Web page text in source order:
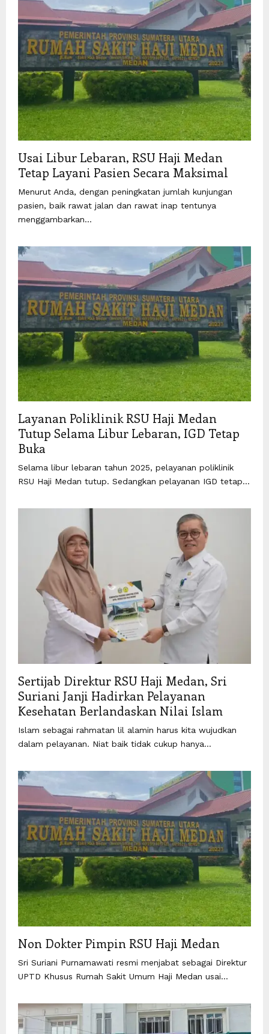
Usai Libur Lebaran, RSU Haji Medan
Tetap Layani Pasien Secara Maksimal
Menurut Anda, dengan peningkatan jumlah kunjungan
pasien, baik rawat jalan dan rawat inap tentunya
menggambarkan...
Layanan Poliklinik RSU Haji Medan
Tutup Selama Libur Lebaran, IGD Tetap
Buka
Selama libur lebaran tahun 2025, pelayanan poliklinik
RSU Haji Medan tutup. Sedangkan pelayanan IGD tetap...
Sertijab Direktur RSU Haji Medan, Sri
Suriani Janji Hadirkan Pelayanan
Kesehatan Berlandaskan Nilai Islam
Islam sebagai rahmatan lil alamin harus kita wujudkan
dalam pelayanan. Niat baik tidak cukup hanya...
Non Dokter Pimpin RSU Haji Medan
Sri Suriani Purnamawati resmi menjabat sebagai Direktur
UPTD Khusus Rumah Sakit Umum Haji Medan usai...